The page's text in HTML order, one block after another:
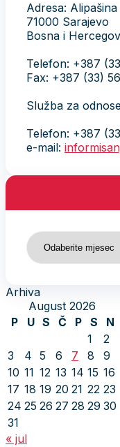
Adresa: Alipašina
71000 Sarajevo
Bosna i
Telefon: +387
Fax: +387 (33)
Služba za
Telefon: +387
e-mail:
Arhiva
Arhiva
August 2026
P
U S Č P S
N
1
2
3
4 5 6 7 8
9
10 11 12 13 14 15 16
17 18 19 20 21 22 23
24 25 26 27 28 29 30
31
« jul